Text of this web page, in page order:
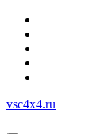
Перейти
содержимому
vsc4x4.ru